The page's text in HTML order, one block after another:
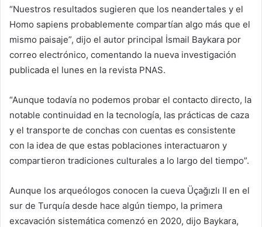
“Nuestros resultados sugieren que los neandertales y el
Homo sapiens probablemente compartían algo más que el
mismo paisaje”, dijo el autor principal İsmail Baykara por
correo electrónico, comentando la nueva investigación
publicada el lunes en la revista PNAS.
“Aunque todavía no podemos probar el contacto directo, la
notable continuidad en la tecnología, las prácticas de caza
y el transporte de conchas con cuentas es consistente
con la idea de que estas poblaciones interactuaron y
compartieron tradiciones culturales a lo largo del tiempo”.
Aunque los arqueólogos conocen la cueva Üçağızlı II en el
sur de Turquía desde hace algún tiempo, la primera
excavación sistemática comenzó en 2020, dijo Baykara,